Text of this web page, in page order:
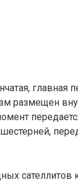
размещен